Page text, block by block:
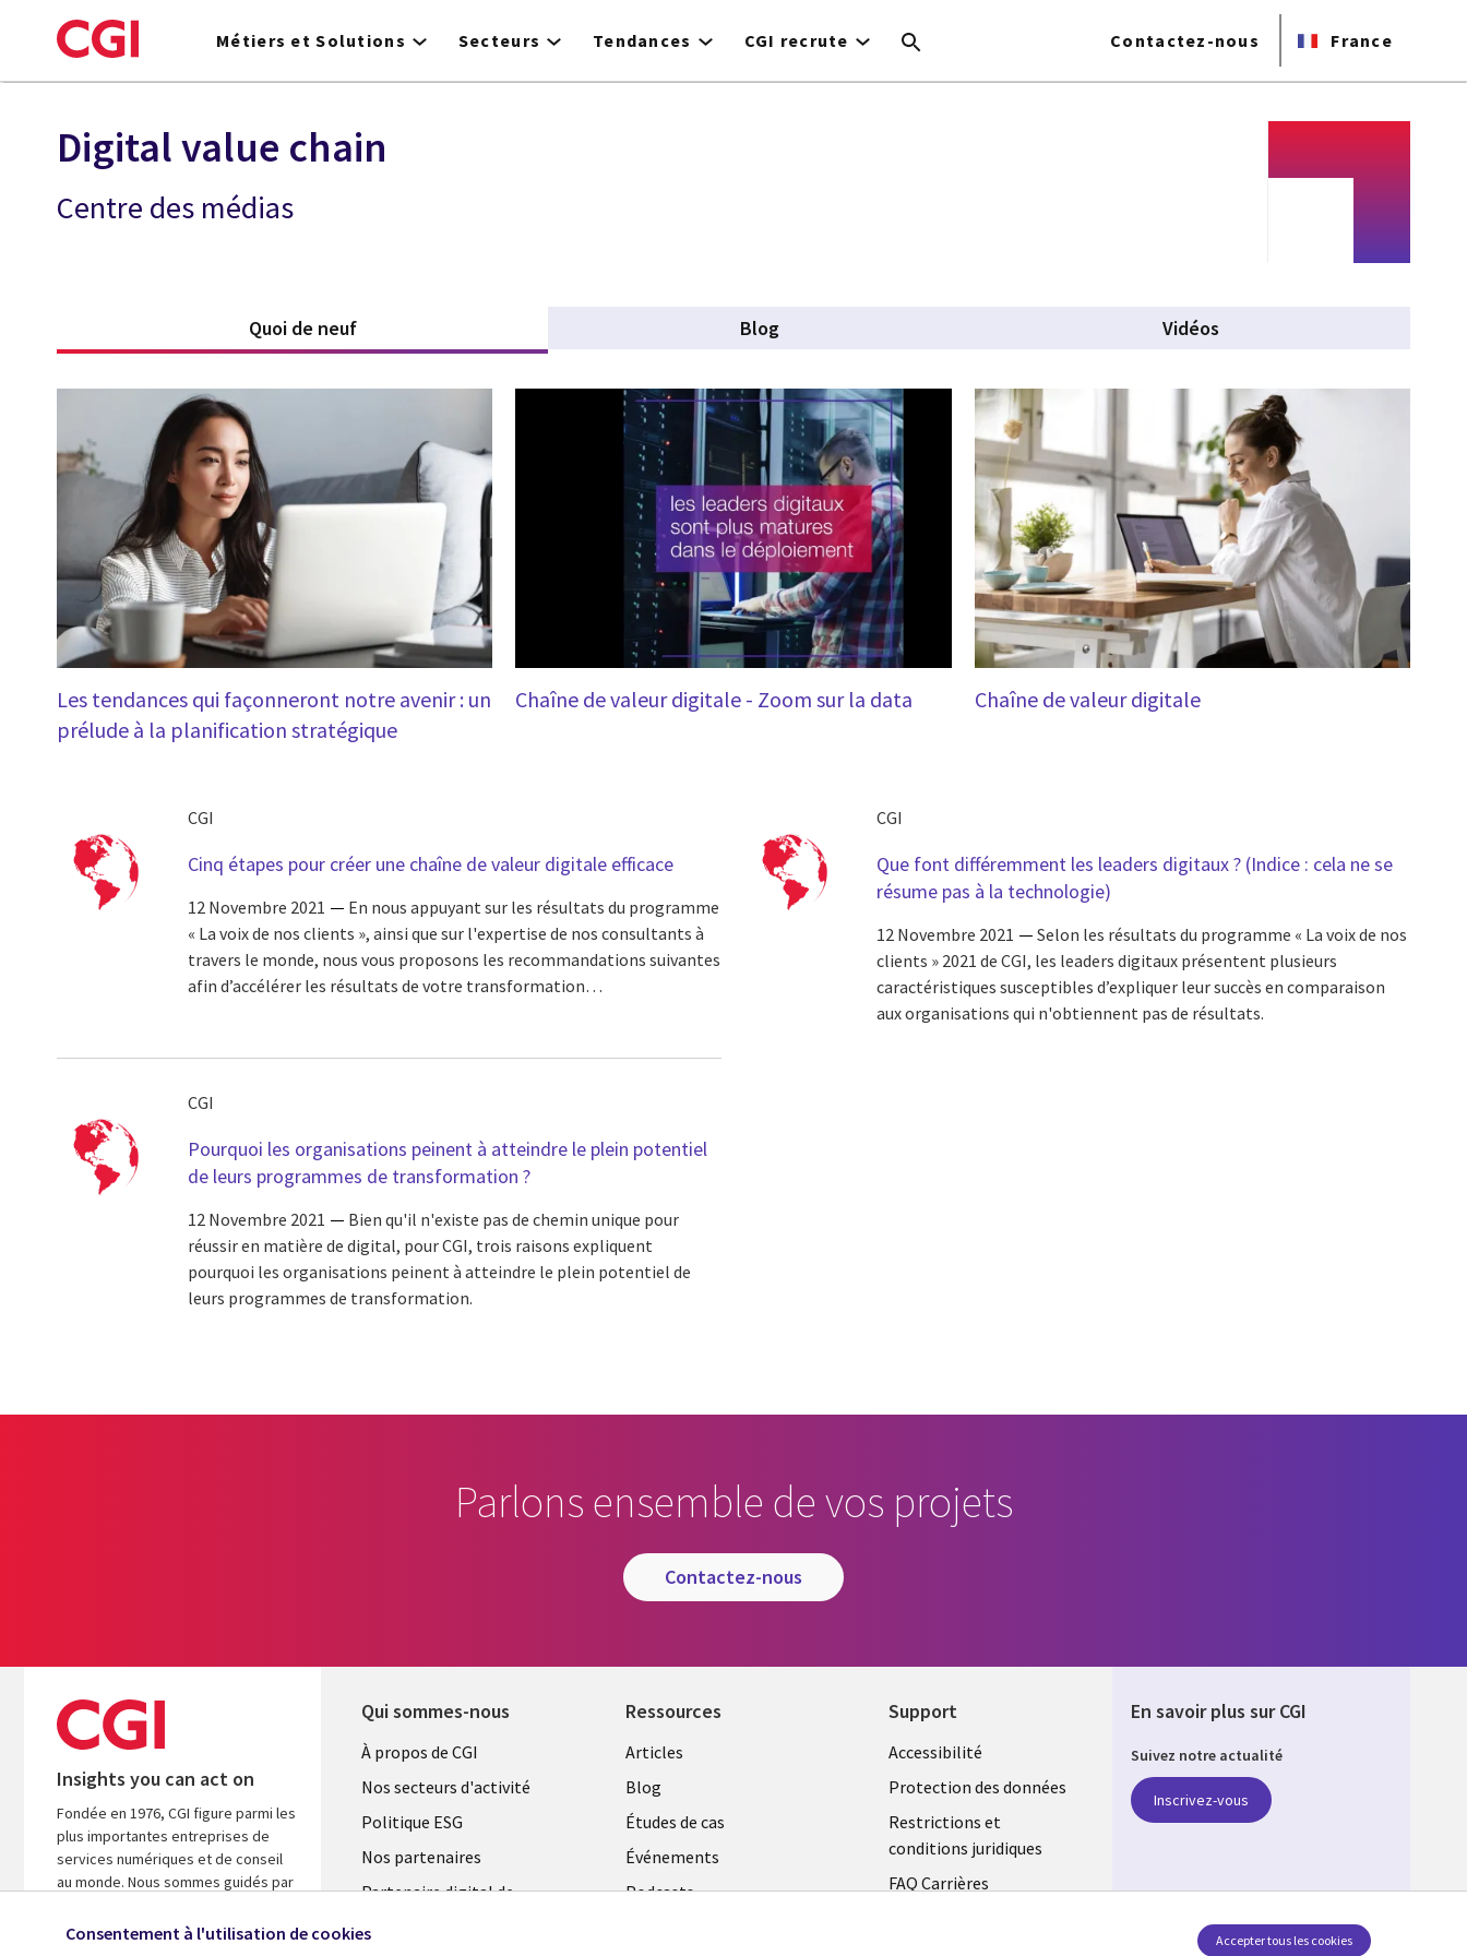
to
Métiers et Solutions Secteurs Tendances CGI recrute Contactez-nous France
Digital value chain
Centre des médias
Quoi de neuf(active tab) Blog Vidéos
Les tendances qui façonneront notre avenir : un
prélude à la planification stratégique
Chaîne de valeur digitale - Zoom sur la data Chaîne de valeur digitale
CGI
Cinq étapes pour créer une chaîne de valeur digitale efficace
12 Novembre 2021
En nous appuyant sur les résultats du programme
« La voix de nos clients », ainsi que sur l'expertise de nos consultants à
travers le monde, nous vous proposons les recommandations suivantes
afin d’accélérer les résultats de votre transformation…
CGI
Que font différemment les leaders digitaux ? (Indice : cela ne se
résume pas à la technologie)
12 Novembre 2021
Selon les résultats du programme « La voix de nos
clients » 2021 de CGI, les leaders digitaux présentent plusieurs
caractéristiques susceptibles d’expliquer leur succès en comparaison
aux organisations qui n'obtiennent pas de résultats.
CGI
Pourquoi les organisations peinent à atteindre le plein potentiel
de leurs programmes de transformation ?
12 Novembre 2021
Bien qu'il n'existe pas de chemin unique pour
réussir en matière de digital, pour CGI, trois raisons expliquent
pourquoi les organisations peinent à atteindre le plein potentiel de
leurs programmes de transformation.
Parlons ensemble de vos projets
contactez-nous
Insights you can act on
Fondée en 1976, CGI figure parmi les
plus importantes entreprises de
services numériques et de conseil
au monde. Nous sommes guidés par
d’accélérer le rendement de vos
Qui sommes-nous
Useful
links
FRANCE
À propos de CGI
Nos secteurs d'activité
Politique ESG
Nos partenaires
Partenaire digital de
Ressources
Library
Links
FRANCE
Articles
Blog
Études de cas
Événements
Podcasts
Support
Legal
FRANCE
Accessibilité
Protection des données
Restrictions et
conditions juridiques
FAQ Carrières
En savoir plus sur CGI
Suivez notre actualité
Inscrivez-vous
Consentement à l'utilisation de cookies Accepter tous les cookies